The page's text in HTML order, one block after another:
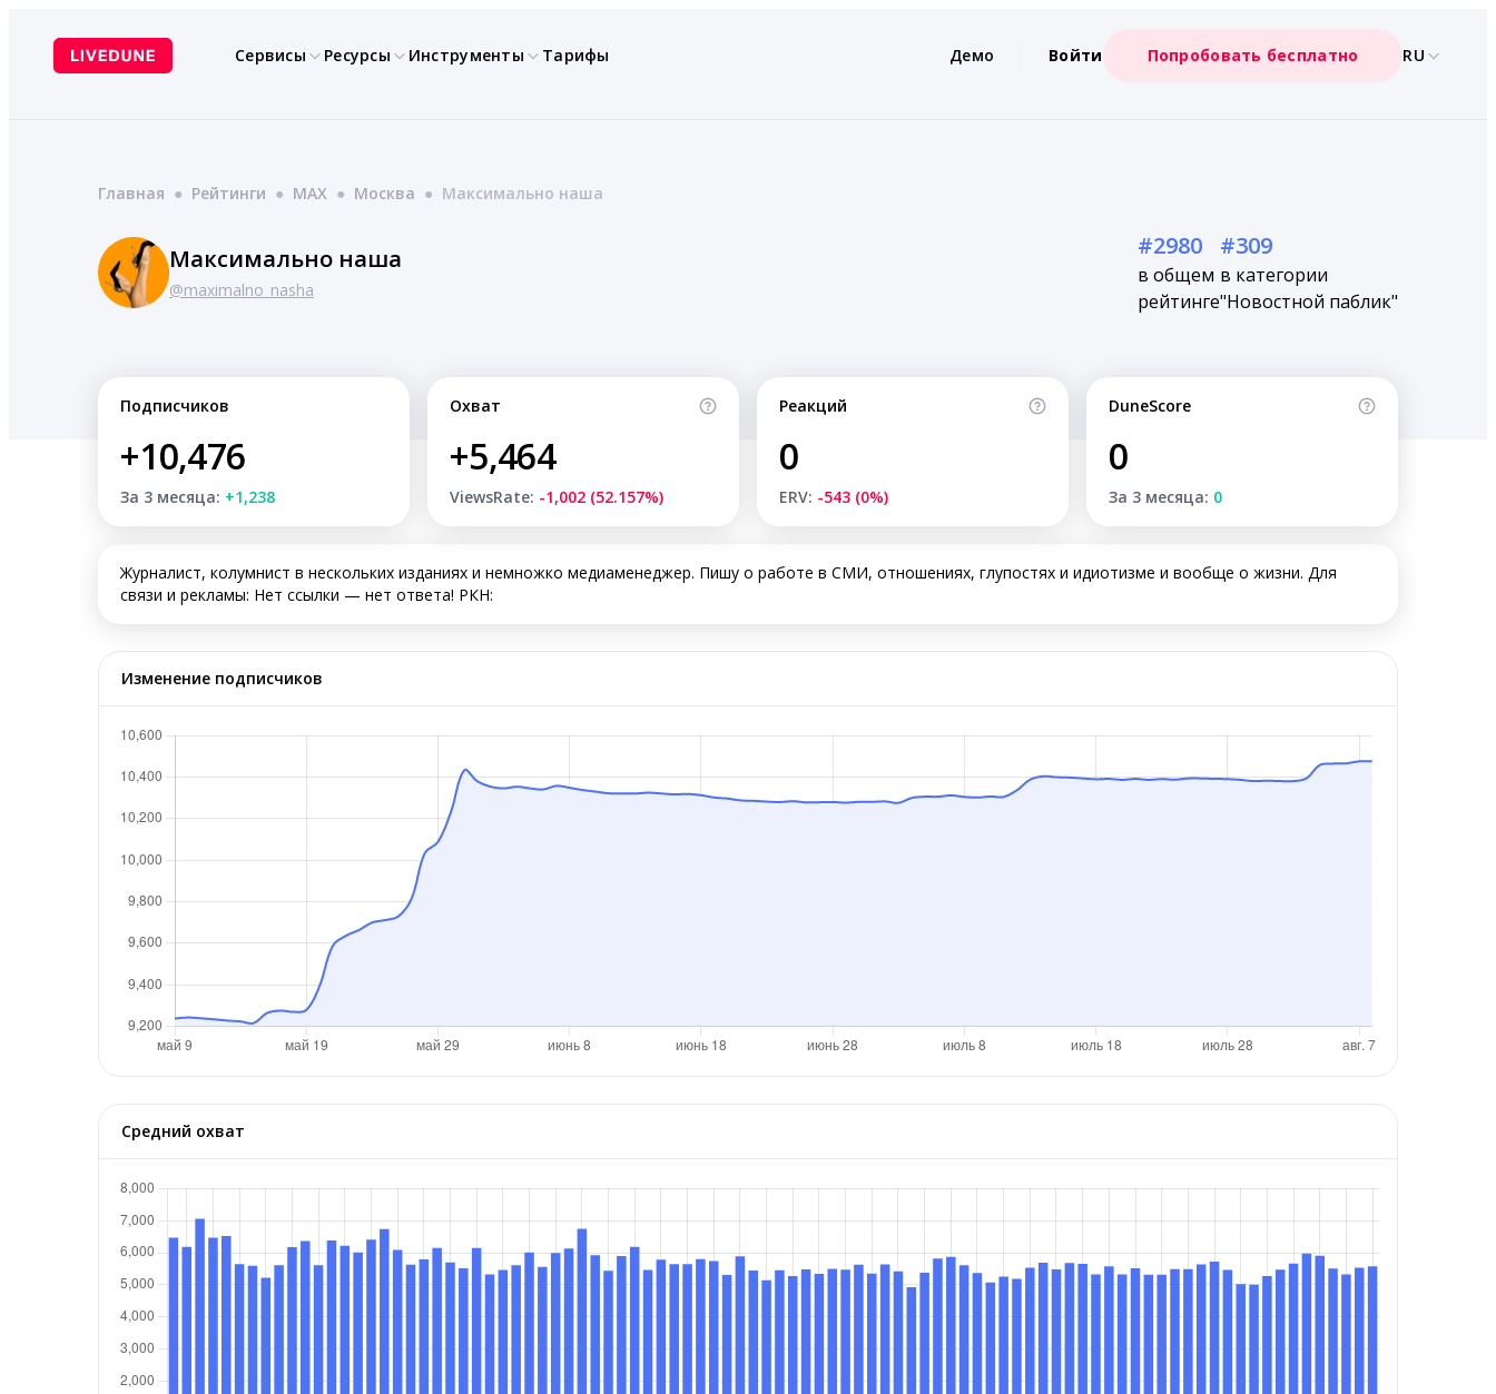
содержимому
Сервисы Ресурсы Инструменты Тарифы Демо Войти Попробовать бесплатно RU
Главная ● Рейтинги ● MAX ● Москва ● Максимально наша
Максимально наша
@maximalno_nasha
#2980
в общем
рейтинге
#309
в категории
"Новостной паблик"
Подписчиков
+10,476
За 3 месяца: +1,238
Охват
+5,464
ViewsRate: -1,002 (52.157%)
Реакций
0
ERV: -543 (0%)
DuneScore
0
За 3 месяца: 0
Журналист, колумнист в нескольких изданиях и немножко медиаменеджер. Пишу о работе в СМИ, отношениях, глупостях и идиотизме и вообще о жизни. Для
связи и рекламы: Нет ссылки — нет ответа! РКН:
Изменение подписчиков
Средний охват